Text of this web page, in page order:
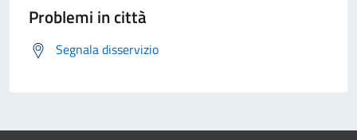
Problemi in città
Segnala disservizio